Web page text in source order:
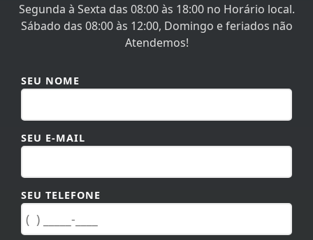
Segunda à Sexta das 08:00 às 18:00 no Horário local.
Sábado das 08:00 às 12:00, Domingo e feriados não
Atendemos!
SEU NOME
SEU E-MAIL
SEU TELEFONE